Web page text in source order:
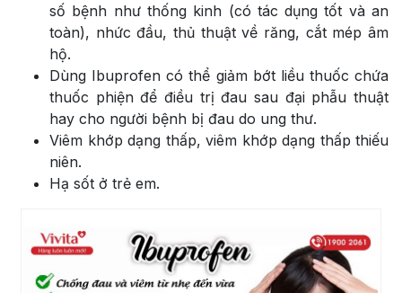
số bệnh như thống kinh (có tác dụng tốt và an
toàn), nhức đầu, thủ thuật về răng, cắt mép âm
hộ.
Dùng Ibuprofen có thể giảm bớt liều thuốc chứa
thuốc phiện để điều trị đau sau đại phẫu thuật
hay cho người bệnh bị đau do ung thư.
Viêm khớp dạng thấp, viêm khớp dạng thấp thiếu
niên.
Hạ sốt ở trẻ em.